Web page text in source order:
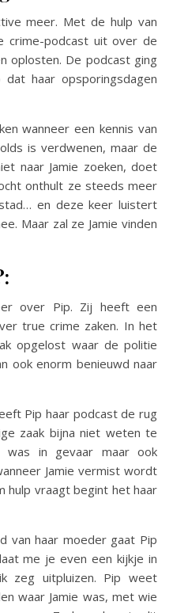
meer. Met de hulp van
crime-podcast uit over de
oplosten. De podcast ging
haar opsporingsdagen
wanneer een kennis van
is verdwenen, maar de
naar Jamie zoeken, doet
onthult ze steeds meer
en deze keer luistert
Maar zal ze Jamie vinden
over Pip. Zij heeft een
true crime zaken. In het
opgelost waar de politie
ook enorm benieuwd naar
Pip haar podcast de rug
zaak bijna niet weten te
was in gevaar maar ook
Jamie vermist wordt
hulp vraagt begint het haar
van haar moeder gaat Pip
me je even een kijkje in
zeg uitpluizen. Pip weet
waar Jamie was, met wie